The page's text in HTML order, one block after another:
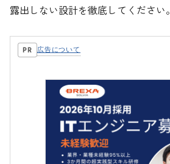
露出しない設計を徹底してください。
PR 広告について